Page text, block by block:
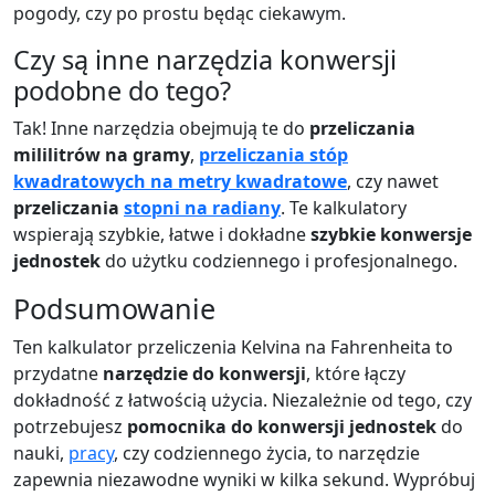
pogody, czy po prostu będąc ciekawym.
Czy są inne narzędzia konwersji
podobne do tego?
Tak! Inne narzędzia obejmują te do przeliczania
mililitrów na gramy, przeliczania stóp
kwadratowych na metry kwadratowe, czy nawet
przeliczania stopni na radiany. Te kalkulatory
wspierają szybkie, łatwe i dokładneszybkie konwersje
jednostekdo użytku codziennego i profesjonalnego.
Podsumowanie
Ten kalkulator przeliczenia Kelvina na Fahrenheita to
przydatne narzędzie do konwersji, które łączy
dokładność z łatwością użycia. Niezależnie od tego, czy
potrzebujesz pomocnika do konwersji jednostekdo
nauki, pracy, czy codziennego życia, to narzędzie
zapewnia niezawodne wyniki w kilka sekund. Wypróbuj